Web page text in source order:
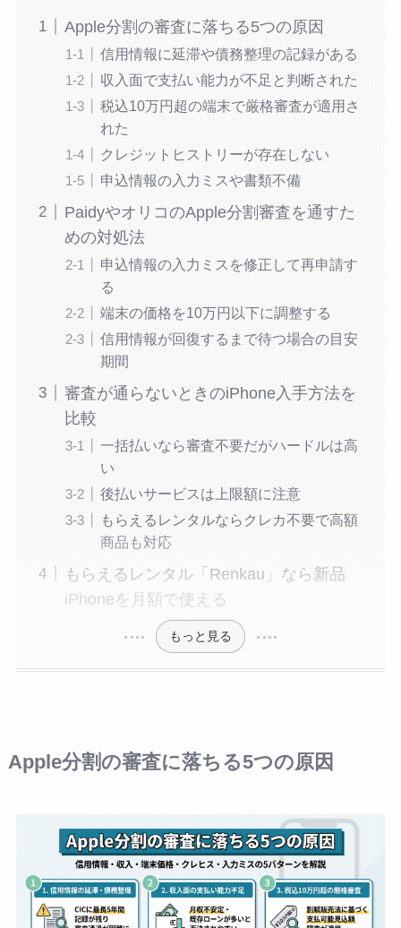
Apple分割の審査に落ちる5つの原因
信用情報に延滞や債務整理の記録がある
収入面で支払い能力が不足と判断された
税込10万円超の端末で厳格審査が適用さ
れた
クレジットヒストリーが存在しない
申込情報の入力ミスや書類不備
PaidyやオリコのApple分割審査を通すた
めの対処法
申込情報の入力ミスを修正して再申請す
る
端末の価格を10万円以下に調整する
信用情報が回復するまで待つ場合の目安
期間
審査が通らないときのiPhone入手方法を
比較
一括払いなら審査不要だがハードルは高
い
後払いサービスは上限額に注意
もらえるレンタルならクレカ不要で高額
商品も対応
もらえるレンタル「Renkau」なら新品
iPhoneを月額で使える
もっと見る
Apple分割の審査に落ちる5つの原因